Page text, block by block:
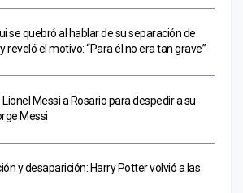
se quebró al hablar de su separación de
reveló el motivo: “Para él no era tan grave”
Messi a Rosario para despedir a su
Messi
y desaparición: Harry Potter volvió a las